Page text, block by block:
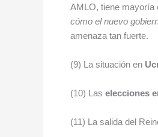
AMLO, tiene mayoría
cómo el nuevo
amenaza tan fuerte.
(9) La situación en
(10) Las elecciones
(11) La salida del